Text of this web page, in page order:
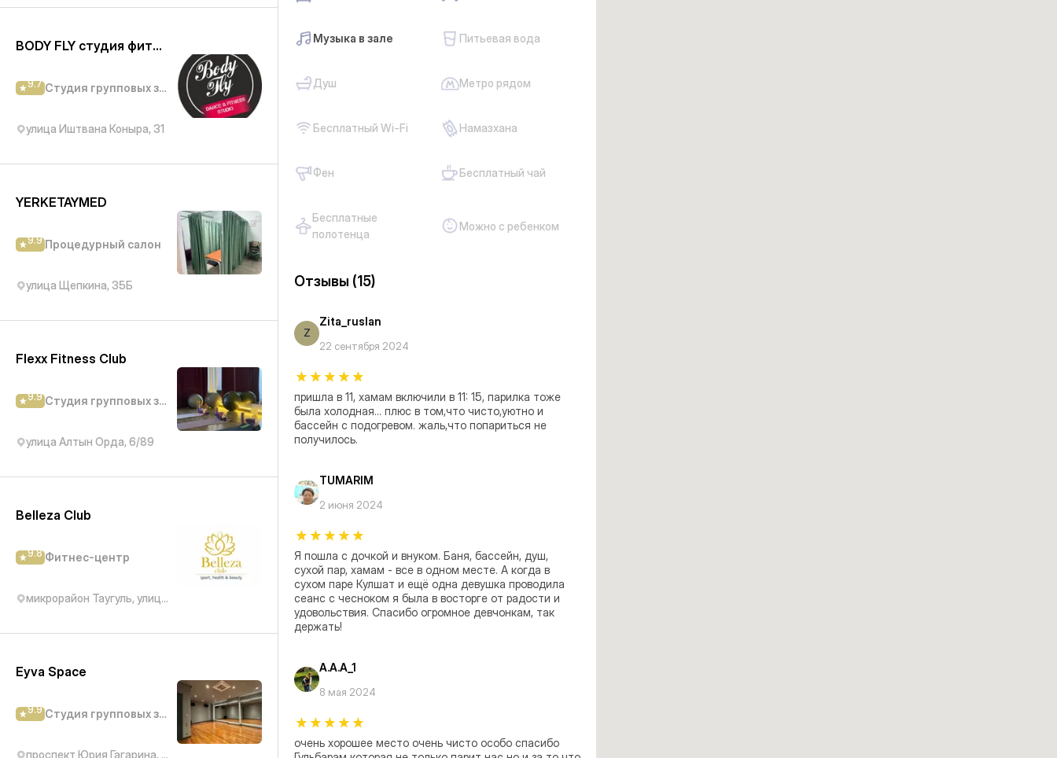
BODY FLY студия фитнеса и танцев
9.7 Студия групповых занятий
улица Иштвана Коныра, 31
YERKETAYMED
9.9 Процедурный салон
улица Щепкина, 35Б
Flexx Fitness Club
9.9 Студия групповых занятий
улица Алтын Орда, 6/89
Belleza Club
9.8 Фитнес-центр
микрорайон Таугуль, улица Рыскулбекова, 28/2
Eyva Space
9.9 Студия групповых занятий
проспект Юрия Гагарина, 277/7
Музыка в зале Питьевая вода
Душ Метро рядом
Бесплатный Wi-Fi Намазхана
Фен Бесплатный чай
Бесплатные
полотенца
Можно с ребенком
Отзывы (15)
Z
Zita_ruslan
22 сентября 2024
пришла в 11, хамам включили в 11: 15, парилка тоже
была холодная... плюс в том,что чисто,уютно и
бассейн с подогревом. жаль,что попариться не
получилось.
TUMARIM
2 июня 2024
Я пошла с дочкой и внуком. Баня, бассейн, душ,
сухой пар, хамам - все в одном месте. А когда в
сухом паре Кулшат и ещё одна девушка проводила
сеанс с чесноком я была в восторге от радости и
удовольствия. Спасибо огромное девчонкам, так
держать!
A.A.A_1
8 мая 2024
очень хорошее место очень чисто особо спасибо